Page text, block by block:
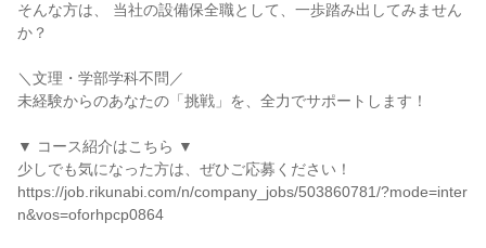
そんな方は、 当社の設備保全職として、一歩踏み出してみません
か？
＼文理・学部学科不問／
未経験からのあなたの「挑戦」を、全力でサポートします！
▼ コース紹介はこちら ▼
少しでも気になった方は、ぜひご応募ください！
https://job.rikunabi.com/n/company_jobs/503860781/?mode=inter
n&vos=oforhpcp0864